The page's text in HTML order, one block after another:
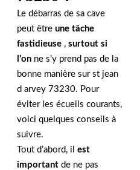
Le débarras de sa cave
peut être une tâche
fastidieuse , surtout si
l’on ne s’y prend pas de la
bonne manière sur st jean
d arvey 73230. Pour
éviter les écueils courants,
voici quelques conseils à
suivre.
Tout d’abord, il est
important de ne pas